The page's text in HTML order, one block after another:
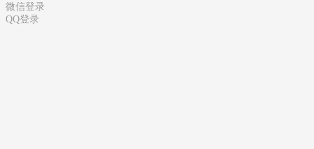
微信登录
QQ登录